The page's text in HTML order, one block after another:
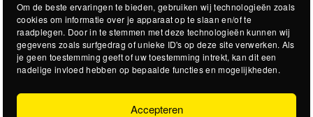
Om de beste ervaringen te bieden, gebruiken wij technologieën zoals
cookies om informatie over je apparaat op te slaan en/of te
raadplegen. Door in te stemmen met deze technologieën kunnen wij
gegevens zoals surfgedrag of unieke ID's op deze site verwerken. Als
je geen toestemming geeft of uw toestemming intrekt, kan dit een
nadelige invloed hebben op bepaalde functies en mogelijkheden.
Accepteren